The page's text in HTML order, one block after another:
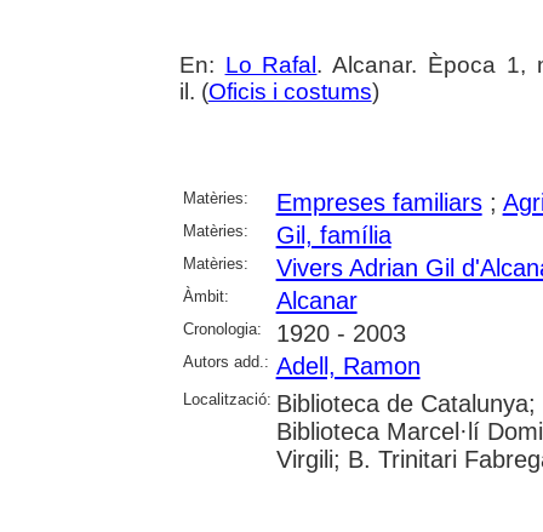
En: Lo Rafal . Alcanar. Època 1,
il. (Oficis i costums)
Matèries: Empreses familiars;
Matèries: Gil, família
Matèries: Vivers Adrian Gil
Àmbit: Alcanar
Cronologia: 1920 - 2003
Autors add.: Adell, Ramon
Localització: Biblioteca de
Biblioteca Marcel·lí
Virgili; B. Trinitari